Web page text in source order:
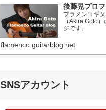
後藤晃プロ
フラメンコギ
（Akira Goto
ジです。
flamenco.guitarblog.net
SNSアカウント